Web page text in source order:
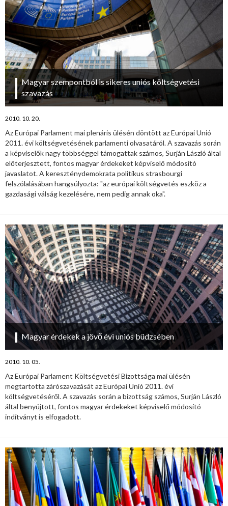
Magyar szempontból is sikeres uniós költségvetési
szavazás
2010. 10. 20.
Az Európai Parlament mai plenáris ülésén döntött az Európai Unió
2011. évi költségvetésének parlamenti olvasatáról. A szavazás során
a képviselők nagy többséggel támogattak számos, Surján László által
előterjesztett, fontos magyar érdekeket képviselő módosító
javaslatot. A kereszténydemokrata politikus strasbourgi
felszólalásában hangsúlyozta: "az európai költségvetés eszköz a
gazdasági válság kezelésére, nem pedig annak oka".
Magyar érdekek a jövő évi uniós büdzsében
2010. 10. 05.
Az Európai Parlament Költségvetési Bizottsága mai ülésén
megtartotta zárószavazását az Európai Unió 2011. évi
költségvetéséről. A szavazás során a bizottság számos, Surján László
által benyújtott, fontos magyar érdekeket képviselő módosító
indítványt is elfogadott.